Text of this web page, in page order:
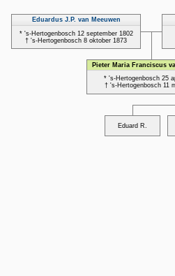
Eduardus J.P. van Meeuwen
* 's-Hertogenbosch 12 september 1802
† 's-Hertogenbosch 8 oktober 1873
Pieter Maria Franciscus
* 's-Hertogenbosch 25
† 's-Hertogenbosch 11
Eduard R.